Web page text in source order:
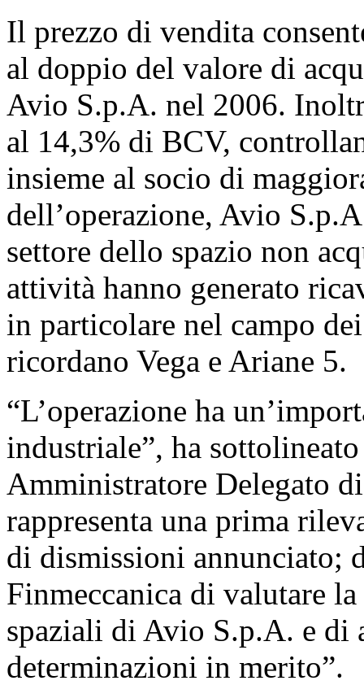
Il prezzo di vendita
al doppio del valore di
Avio S.p.A. nel 2006.
al 14,3% di BCV,
insieme al socio di
dell’operazione, Avio
settore dello spazio non
attività hanno generato
in particolare nel campo
ricordano Vega e Ariane 5.
“L’operazione ha
industriale”, ha
Amministratore Delegato
rappresenta una prima
di dismissioni annunciato;
Finmeccanica di valutare
spaziali di Avio S.p.A. e di
determinazioni in merito”.